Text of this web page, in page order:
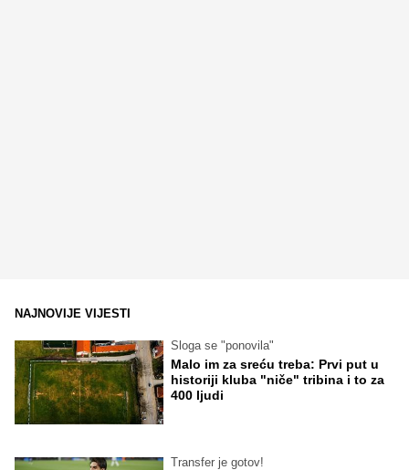
NAJNOVIJE VIJESTI
Sloga se "ponovila"
Malo im za sreću treba: Prvi put u
historiji kluba "niče" tribina i to za
400 ljudi
Transfer je gotov!